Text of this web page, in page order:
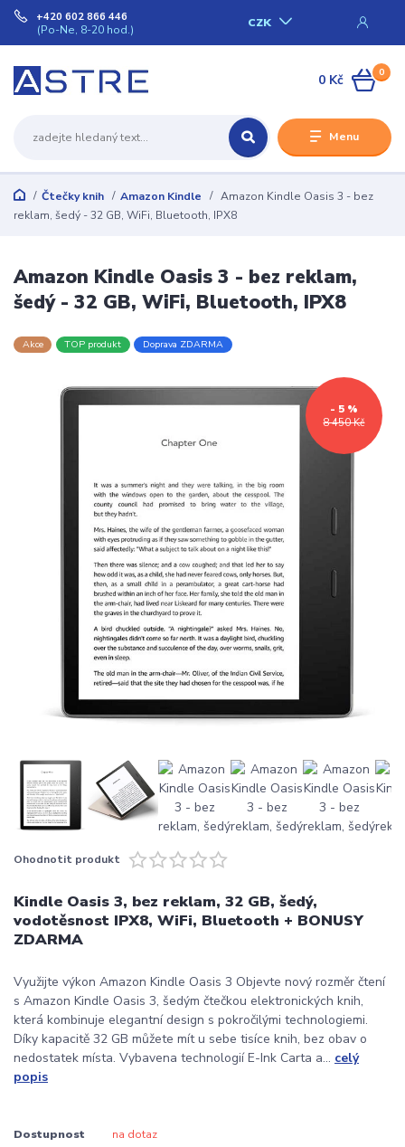
Menu
CZK
+420 602 866 446
(Po-Ne, 8-20 hod.)
0
0 Kč
Čtečky knih Amazon Kindle
Amazon Kindle Oasis 3 - bez
reklam, šedý - 32 GB, WiFi, Bluetooth, IPX8
Amazon Kindle Oasis 3 - bez reklam,
šedý - 32 GB, WiFi, Bluetooth, IPX8
Akce TOP produkt Doprava ZDARMA
8 450 Kč
- 5 %
Ohodnotit produkt
Kindle Oasis 3, bez reklam, 32 GB, šedý,
vodotěsnost IPX8, WiFi, Bluetooth + BONUSY
ZDARMA
Využijte výkon Amazon Kindle Oasis 3 Objevte nový rozměr čtení
s Amazon Kindle Oasis 3, šedým čtečkou elektronických knih,
která kombinuje elegantní design s pokročilými technologiemi.
Díky kapacitě 32 GB můžete mít u sebe tisíce knih, bez obav o
nedostatek místa. Vybavena technologií E-Ink Carta a... celý
popis
Dostupnost na dotaz